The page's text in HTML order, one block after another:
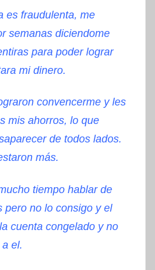
es fraudulenta, me
semanas diciendome
para poder lograr
mi dinero.
convencerme y les
mis ahorros, lo que
de todos lados.
más.
tiempo hablar de
pero no lo consigo y el
cuenta congelado y no
el.